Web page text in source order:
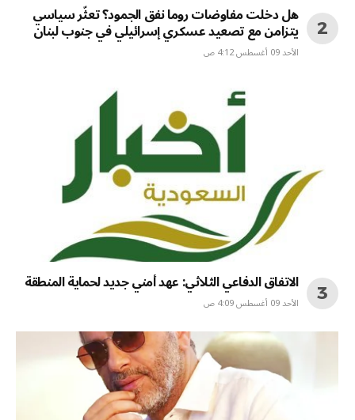
هل دخلت مفاوضات روما نفق الجمود؟ تعثّر سياسي
يتزامن مع تصعيد عسكري إسرائيلي في جنوب لبنان
الأحد 09 أغسطس 4:12 ص
الاتفاق الدفاعي الثلاثي: عهد أمني جديد لحماية المنطقة
الأحد 09 أغسطس 4:09 ص